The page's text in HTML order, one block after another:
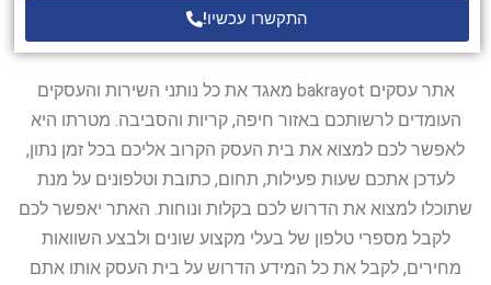
התקשרו עכשיו!
אתר עסקים bakrayot מאגד את כל נותני השירות והעסקים
העומדים לרשותכם באזור חיפה, קריות והסביבה. מטרתו היא
לאפשר לכם למצוא את בית העסק הקרוב אליכם בכל זמן נתון,
לעדכן אתכם שעות פעילות, תחום, כתובת וטלפונים על מנת
שתוכלו למצוא את הדרוש לכם בקלות ונוחות. האתר יאפשר לכם
לקבל מספרי טלפון של בעלי מקצוע שונים ולבצע השוואות
מחירים, לקבל את כל המידע הדרוש על בית העסק אותו אתם